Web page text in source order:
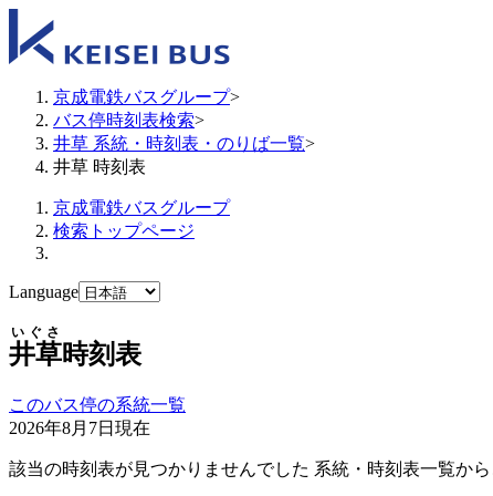
京成電鉄バスグループ>
バス停時刻表検索>
井草 系統・時刻表・のりば一覧>
井草 時刻表
京成電鉄バスグループ
検索トップページ
Language
井草
いぐさ
時刻表
このバス停の系統一覧
2026年8月7日 現在
該当の時刻表が見つかりませんでした 系統・時刻表一覧か